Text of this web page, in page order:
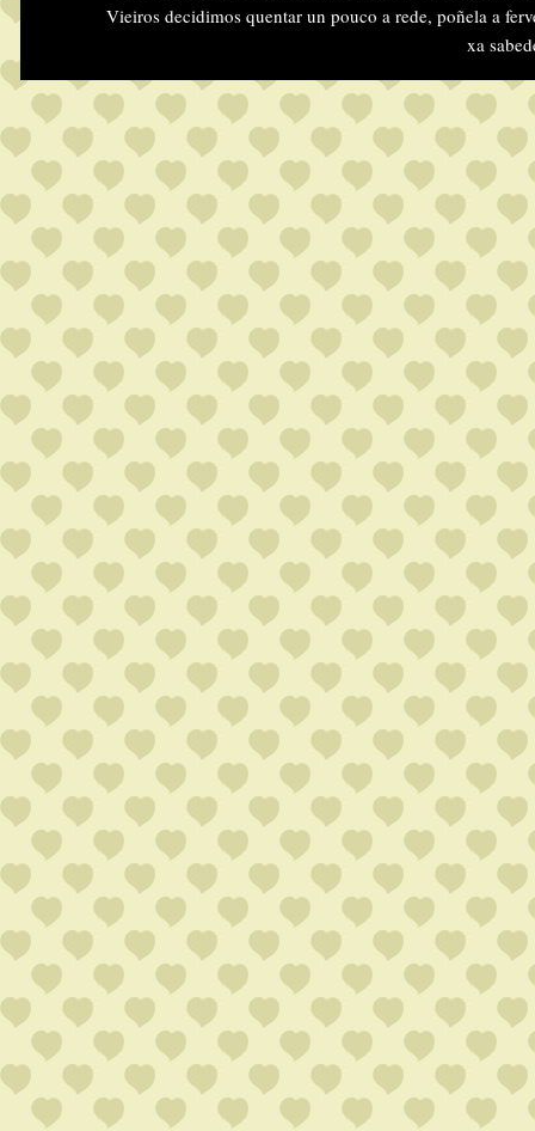
Vieiros decidimos quentar un pouco a rede, poñela a
xa